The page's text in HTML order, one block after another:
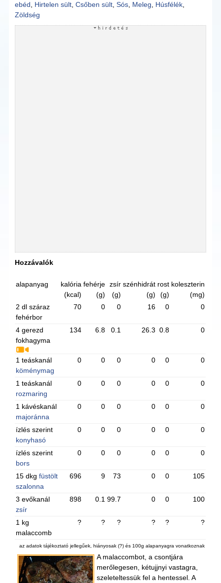
ebéd
Hirtelen sült ,Csőben sült ,Sós Meleg Húsfélék
Zöldség
Hozzávalók
alapanyag
kalória
(kcal)
fehérje
(g)
zsír
(g)
szénhidrát
(g)
rost
(g)
koleszterin
(mg)
2 dl száraz
fehérbor
70 0 0 16 0 0
4 gerezd
fokhagyma
134 6.8 0.1 26.3 0.8 0
1 teáskanál
köménymag
0 0 0 0 0 0
1 teáskanál
rozmaring
0 0 0 0 0 0
1 kávéskanál
majoránna
0 0 0 0 0 0
ízlés szerint
konyhasó
0 0 0 0 0 0
ízlés szerint
bors
0 0 0 0 0 0
15 dkgfüstölt
szalonna
696 9 73 0 0 105
3 evőkanál
zsír
898 0.1 99.7 0 0 100
1 kg
malaccomb
? ? ? ? ? ?
az adatok tájékoztató jellegűek, hiányosak (?) és 100g alapanyagra vonatkoznak
A malaccombot, a csontjára
merőlegesen, kétujjnyi vastagra,
szeleteltessük fel a hentessel. A